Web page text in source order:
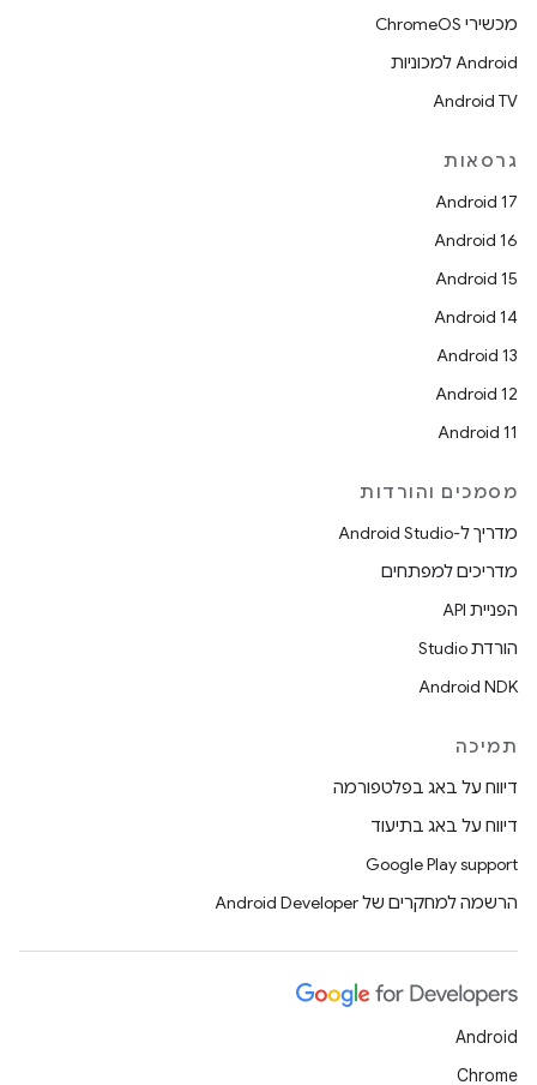
מכשירי ChromeOS
Android למכוניות
Android TV
גרסאות
Android 17
Android 16
Android 15
Android 14
Android 13
Android 12
Android 11
מסמכים והורדות
מדריך ל-Android Studio
מדריכים למפתחים
הפניית API
הורדת Studio
Android NDK
תמיכה
דיווח על באג בפלטפורמה
דיווח על באג בתיעוד
Google Play support
הרשמה למחקרים של Android Developer
Android
Chrome